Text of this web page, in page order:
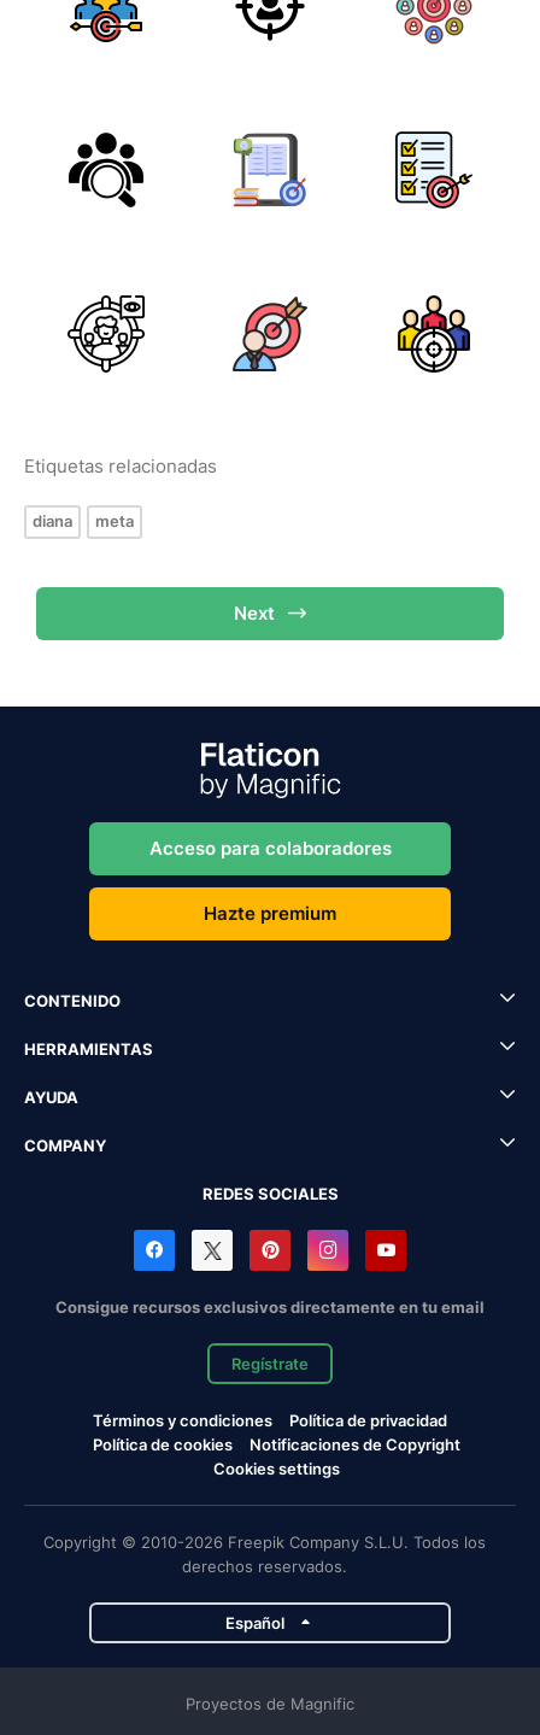
Etiquetas relacionadas
diana meta
Next
Acceso para colaboradores
Hazte premium
CONTENIDO
HERRAMIENTAS
AYUDA
COMPANY
REDES SOCIALES
Consigue recursos exclusivos directamente en tu email
Regístrate
Términos y condiciones
Política de privacidad
Política de cookies
Notificaciones de Copyright
Cookies settings
Copyright © 2010-2026 Freepik Company S.L.U. Todos los
derechos reservados.
Español
Proyectos de Magnific